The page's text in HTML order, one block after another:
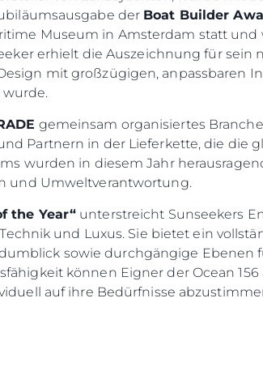
der Boat Builder
Museum in Amsterdam statt und
erhielt die Auszeichnung für sein
mit großzügigen, anpassbaren
gemeinsam organisiertes
Partnern in der Lieferkette, die die
wurden in diesem Jahr
und Umweltverantwortung.
the Year“ unterstreicht Sunseekers
und Luxus. Sie bietet ein
sowie durchgängige Ebenen
können Eigner der Ocean 156
auf ihre Bedürfnisse
Brokerage